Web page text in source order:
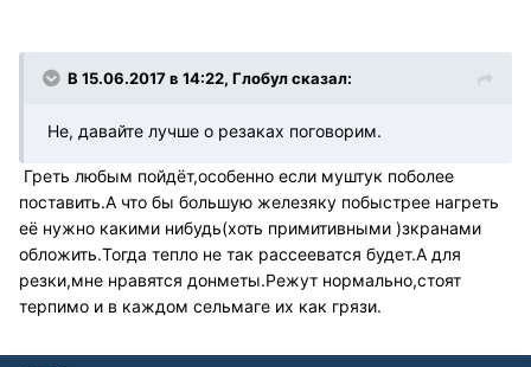
В 15.06.2017 в 14:22, Глобул сказал:
Не, давайте лучше о резаках поговорим.
Греть любым пойдёт,особенно если муштук поболее
поставить.А что бы большую железяку побыстрее нагреть
её нужно какими нибудь(хоть примитивными )зкранами
обложить.Тогда тепло не так рассееватся будет.А для
резки,мне нравятся донметы.Режут нормально,стоят
терпимо и в каждом сельмаге их как грязи.